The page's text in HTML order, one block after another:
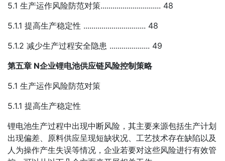
5.1 生产运作风险防范对策.............................. 48
5.1.1 提高生产稳定性 ............................... 48
5.1.2 减少生产过程安全隐患 .................... 49
第五章 N企业锂电池供应链风险控制策略
5.1 生产运作风险防范对策
5.1.1 提高生产稳定性
锂电池生产过程中出现中断风险，其主要来源包括生产计划
出现偏差、原料供应呈现短缺状况、工艺技术存在缺陷以及
人为操作产生失误等情况，企业若要对这些风险进行有效管